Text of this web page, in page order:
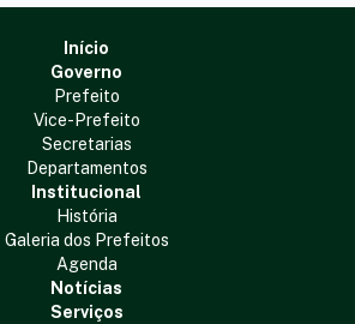
Início
Governo
Prefeito
Vice-Prefeito
Secretarias
Departamentos
Institucional
História
Galeria dos Prefeitos
Agenda
Notícias
Serviços